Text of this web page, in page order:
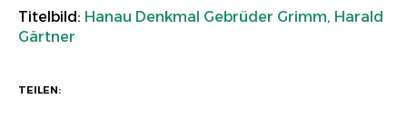
Titelbild: Hanau Denkmal Gebrüder Grimm, Harald
Gärtner
TEILEN: